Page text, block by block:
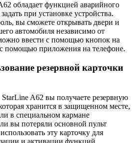
обладает функцией аварийного
при установке устройства.
вы сможете открывать двери и
автомобиля независимо от
ввести с помощью кнопок на
помощью приложения на телефоне.
резервной карточки
A62 вы получаете резервную
хранится в защищенном месте,
в специальном кармане
вы потеряли основной пульт
эту карточку для
и активации функций